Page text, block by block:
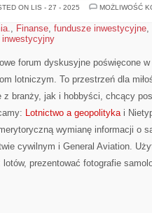
ON LIS - 27 - 2025
MOŻLIWOŚĆ
, Finanse, fundusze inwestycyjne,
inwestycyjny
forum dyskusyjne poświęcone
lotniczym. To przestrzeń dla
z branży, jak i hobbyści, chcący
Lotnictwo a geopolitykai
wymianę informacji o
cywilnym i General Aviation.
prezentować fotografie